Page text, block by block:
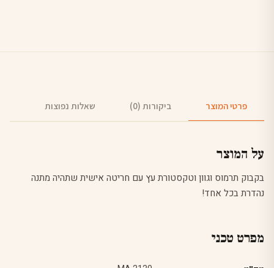
פרטי המוצר ביקורות (0) שאלות נפוצות
על המוצר
בקבוק תרמוס וגוון וטקסטורת עץ עם חריטה אישית שתהיה מתנה
נהדרת בכל אחד!
מפרט טכני